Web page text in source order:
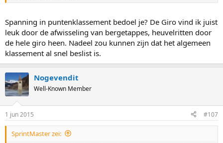
Spanning in puntenklassement bedoel je? De Giro vind ik juist
leuk door de afwisseling van bergetappes, heuvelritten door
de hele giro heen. Nadeel zou kunnen zijn dat het algemeen
klassement al snel beslist is.
Nogevendit
Well-Known Member
1 jun 2015 #107
SprintMaster zei: